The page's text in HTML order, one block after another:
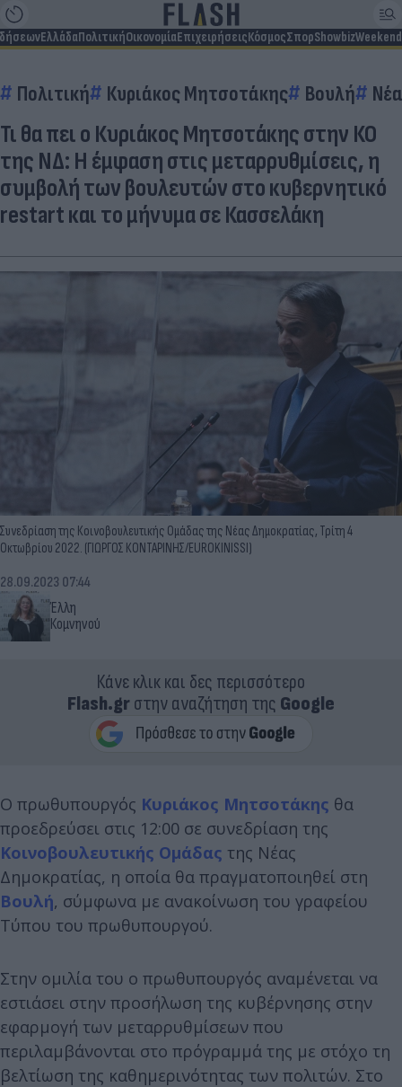
ΕλλάδαΠολιτικήΟικονομίαΕπιχειρήσειςΚόσμοςΣπορShowbizWeekend
Πολιτική Κυριάκος Μητσοτάκης Βουλή
Τι θα πει ο Κυριάκος Μητσοτάκης στην ΚΟ
της ΝΔ: Η έμφαση στις μεταρρυθμίσεις, η
συμβολή των βουλευτών στο κυβερνητικό
restart και το μήνυμα σε Κασσελάκη
Συνεδρίαση της Κοινοβουλευτικής Ομάδας της Νέας Δημοκρατίας, Τρίτη 4
Οκτωβρίου 2022. (ΓΙΩΡΓΟΣ ΚΟΝΤΑΡΙΝΗΣ/EUROKINISSI)
Έλλη
Κομνηνού
28.09.2023 07:44
Κάνε κλικ και δες περισσότερο
Flash.grστην αναζήτηση της Google
Ο πρωθυπουργός Κυριάκος Μητσοτάκης θα
προεδρεύσει στις 12:00 σε συνεδρίαση της
Κοινοβουλευτικής Ομάδας της Νέας
Δημοκρατίας, η οποία θα πραγματοποιηθεί στη
Βουλή, σύμφωνα με ανακοίνωση του γραφείου
Τύπου του πρωθυπουργού.
Στην ομιλία του ο πρωθυπουργός αναμένεται να
εστιάσει στην προσήλωση της κυβέρνησης στην
εφαρμογή των μεταρρυθμίσεων που
περιλαμβάνονται στο πρόγραμμά της με στόχο τη
βελτίωση της καθημερινότητας των πολιτών. Στο